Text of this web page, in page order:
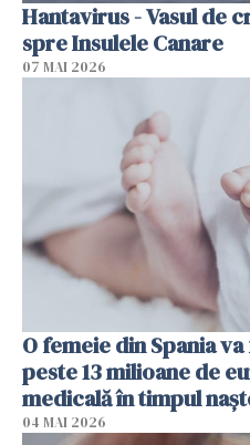
Hantavirus - Vasul de
spre Insulele Canare
07 MAI 2026
O femeie din Spania
peste 13 milioane de
medicală în timpul
04 MAI 2026